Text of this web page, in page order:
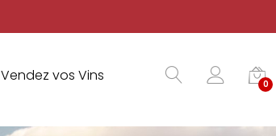
Vendez vos Vins 0